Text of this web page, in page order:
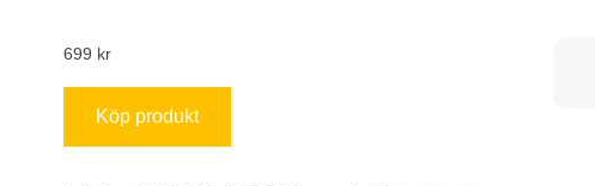
699 kr
Köp produkt